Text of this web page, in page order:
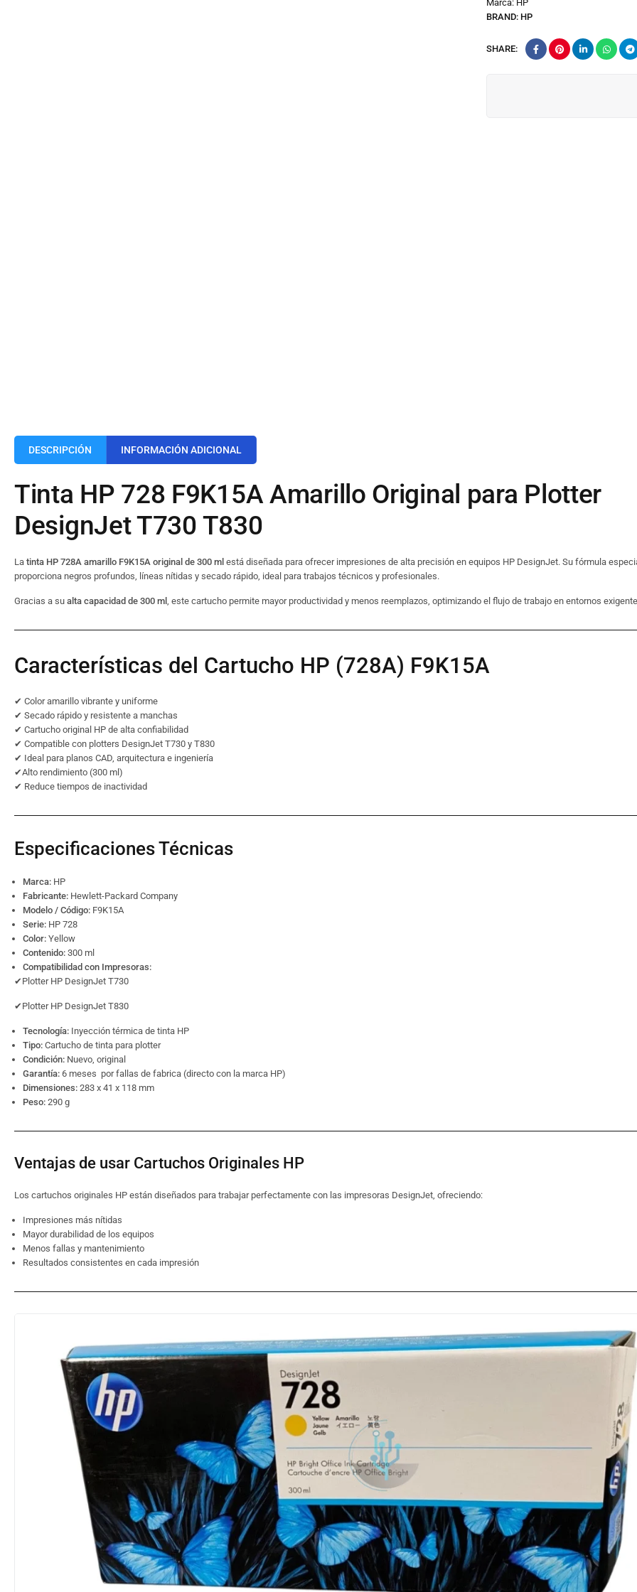
Marca: HP
BRAND: HP
SHARE:
DESCRIPCIÓN INFORMACIÓN ADICIONAL
Tinta HP 728 F9K15A Amarillo Original para Plotter
DesignJet T730 T830
La tinta HP 728A amarillo F9K15A original de 300 ml está diseñada para ofrecer impresiones de alta precisión en equipos HP DesignJet. Su fórmula
proporciona negros profundos, líneas nítidas y secado rápido, ideal para trabajos técnicos y profesionales.
Gracias a su alta capacidad de 300 ml , este cartucho permite mayor productividad y menos reemplazos, optimizando el flujo de trabajo en entornos
Características del Cartucho HP (728A) F9K15A
✔ Color amarillo vibrante y uniforme
✔ Secado rápido y resistente a manchas
✔ Cartucho original HP de alta confiabilidad
✔ Compatible con plotters DesignJet T730 y T830
✔ Ideal para planos CAD, arquitectura e ingeniería
✔Alto rendimiento (300 ml)
✔ Reduce tiempos de inactividad
Especificaciones Técnicas
Marca: HP
Fabricante: Hewlett-Packard Company
Modelo / Código: F9K15A
Serie: HP 728
Color: Yellow
Contenido: 300 ml
Compatibilidad con Impresoras:
✔Plotter HP DesignJet T730
✔Plotter HP DesignJet T830
Tecnología: Inyección térmica de tinta HP
Tipo: Cartucho de tinta para plotter
Condición: Nuevo, original
Garantía: 6 meses por fallas de fabrica (directo con la marca HP)
Dimensiones: 283 x 41 x 118 mm
Peso: 290 g
Ventajas de usar Cartuchos Originales HP
Los cartuchos originales HP están diseñados para trabajar perfectamente con las impresoras DesignJet, ofreciendo:
Impresiones más nítidas
Mayor durabilidad de los equipos
Menos fallas y mantenimiento
Resultados consistentes en cada impresión